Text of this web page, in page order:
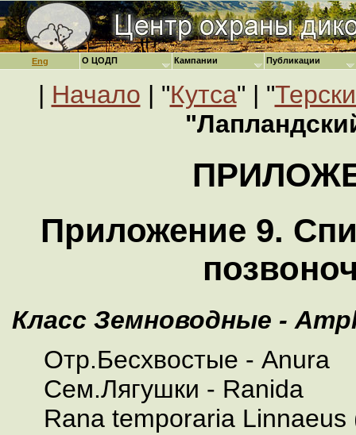
Eng
| Начало | "Кутса" | "
Приложение 9.
Класс Земноводные -
Отр.Бесхвостые - Anura
Сем.Лягушки - Ranida
Rana temporaria Linnaeus
О ЦОДП Кампании Публикации